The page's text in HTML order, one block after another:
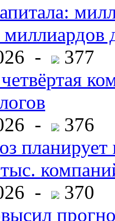
миллиардов
-
377
-
376
планирует
-
370